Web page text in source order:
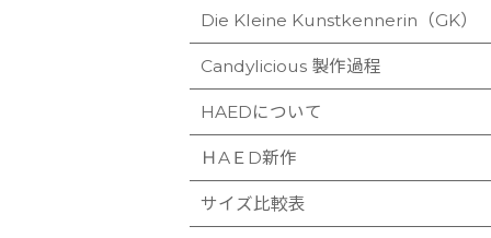
Die Kleine Kunstkennerin（GK）
Candylicious 製作過程
HAEDについて
ＨAＥD新作
サイズ比較表